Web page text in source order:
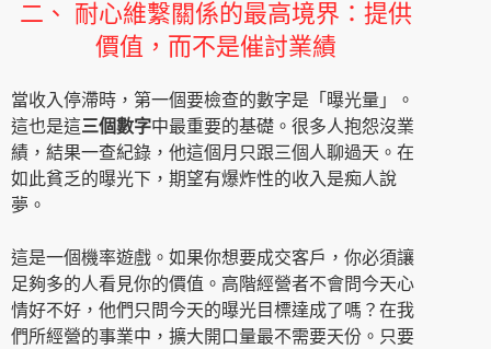
二、 耐心維繫關係的最高境界：提供
價值，而不是催討業績
當收入停滯時，第一個要檢查的數字是「曝光量」。
這也是這三個數字中最重要的基礎。很多人抱怨沒業
績，結果一查紀錄，他這個月只跟三個人聊過天。在
如此貧乏的曝光下，期望有爆炸性的收入是痴人說
夢。
這是一個機率遊戲。如果你想要成交客戶，你必須讓
足夠多的人看見你的價值。高階經營者不會問今天心
情好不好，他們只問今天的曝光目標達成了嗎？在我
們所經營的事業中，擴大開口量最不需要天份。只要